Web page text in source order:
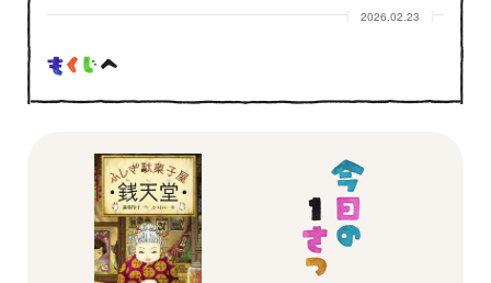
2026.02.23